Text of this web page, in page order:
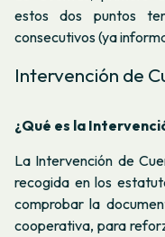
estos dos puntos
consecutivos (ya
Intervención de
¿Qué es la
La Intervención de
recogida en los
comprobar la
cooperativa, para